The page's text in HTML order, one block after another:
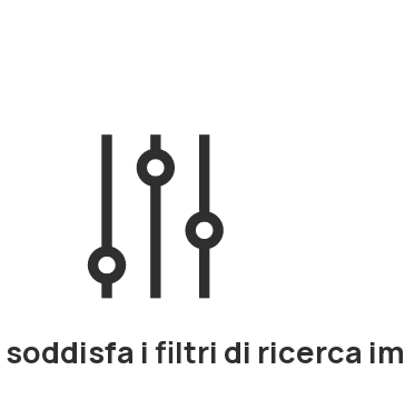
soddisfa i filtri di ricerca